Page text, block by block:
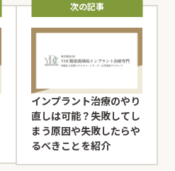
次の記事
インプラント治療のやり
直しは可能？失敗してし
まう原因や失敗したらや
るべきことを紹介